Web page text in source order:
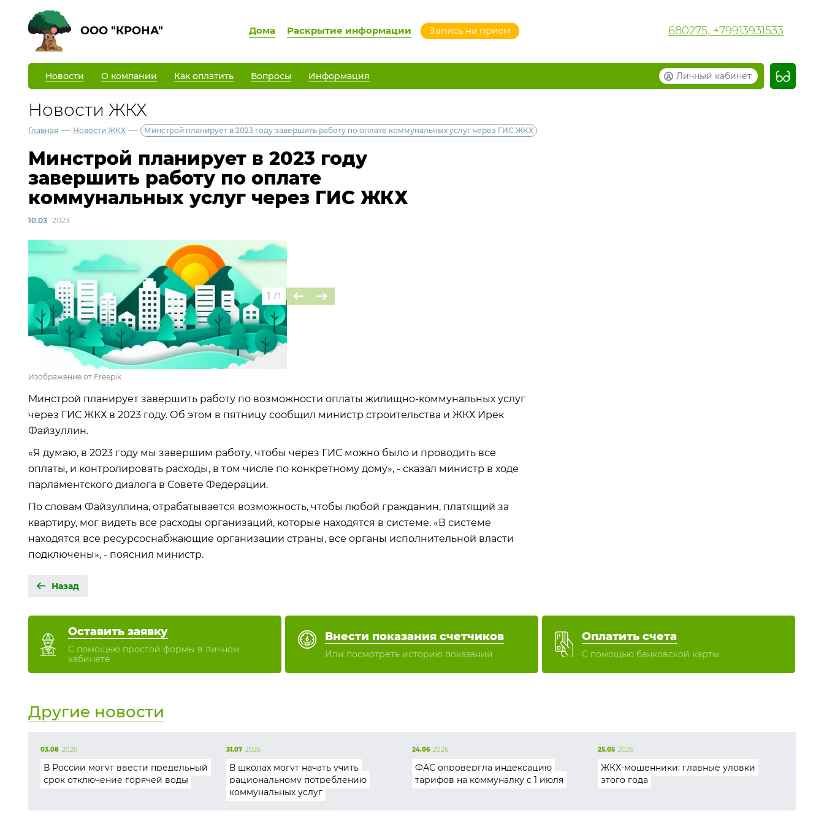
ООО "КРОНА" Дома Раскрытие информации Запись на прием 680275, +79913931533
Новости О компании Как оплатить Вопросы Информация Личный кабинет
Новости ЖКХ
Главная — Новости ЖКХ — Минстрой планирует в 2023 году завершить работу по оплате коммунальных услуг через ГИС ЖКХ
Минстрой планирует в 2023 году
завершить работу по оплате
коммунальных услуг через ГИС ЖКХ
10.03 2023
1 / 1
Изображение от Freepik
Минстрой планирует завершить работу по возможности оплаты жилищно-коммунальных услуг
через ГИС ЖКХ в 2023 году. Об этом в пятницу сообщил министр строительства и ЖКХ Ирек
Файзуллин.
«Я думаю, в 2023 году мы завершим работу, чтобы через ГИС можно было и проводить все
оплаты, и контролировать расходы, в том числе по конкретному дому», - сказал министр в ходе
парламентского диалога в Совете Федерации.
По словам Файзуллина, отрабатывается возможность, чтобы любой гражданин, платящий за
квартиру, мог видеть все расходы организаций, которые находятся в системе. «В системе
находятся все ресурсоснабжающие организации страны, все органы исполнительной власти
подключены», - пояснил министр.
Назад
Оставить заявку
С помощью простой формы в личном
кабинете
Внести показания счетчиков
Или посмотреть историю показаний
Оплатить счета
С помощью банковской карты
Другие новости
03.08 2026
В России могут ввести предельный
срок отключение горячей воды
31.07 2026
В школах могут начать учить
рациональному потреблению
коммунальных услуг
24.06 2026
ФАС опровергла индексацию
тарифов на коммуналку с 1 июля
25.05 2026
ЖКХ-мошенники: главные уловки
этого года